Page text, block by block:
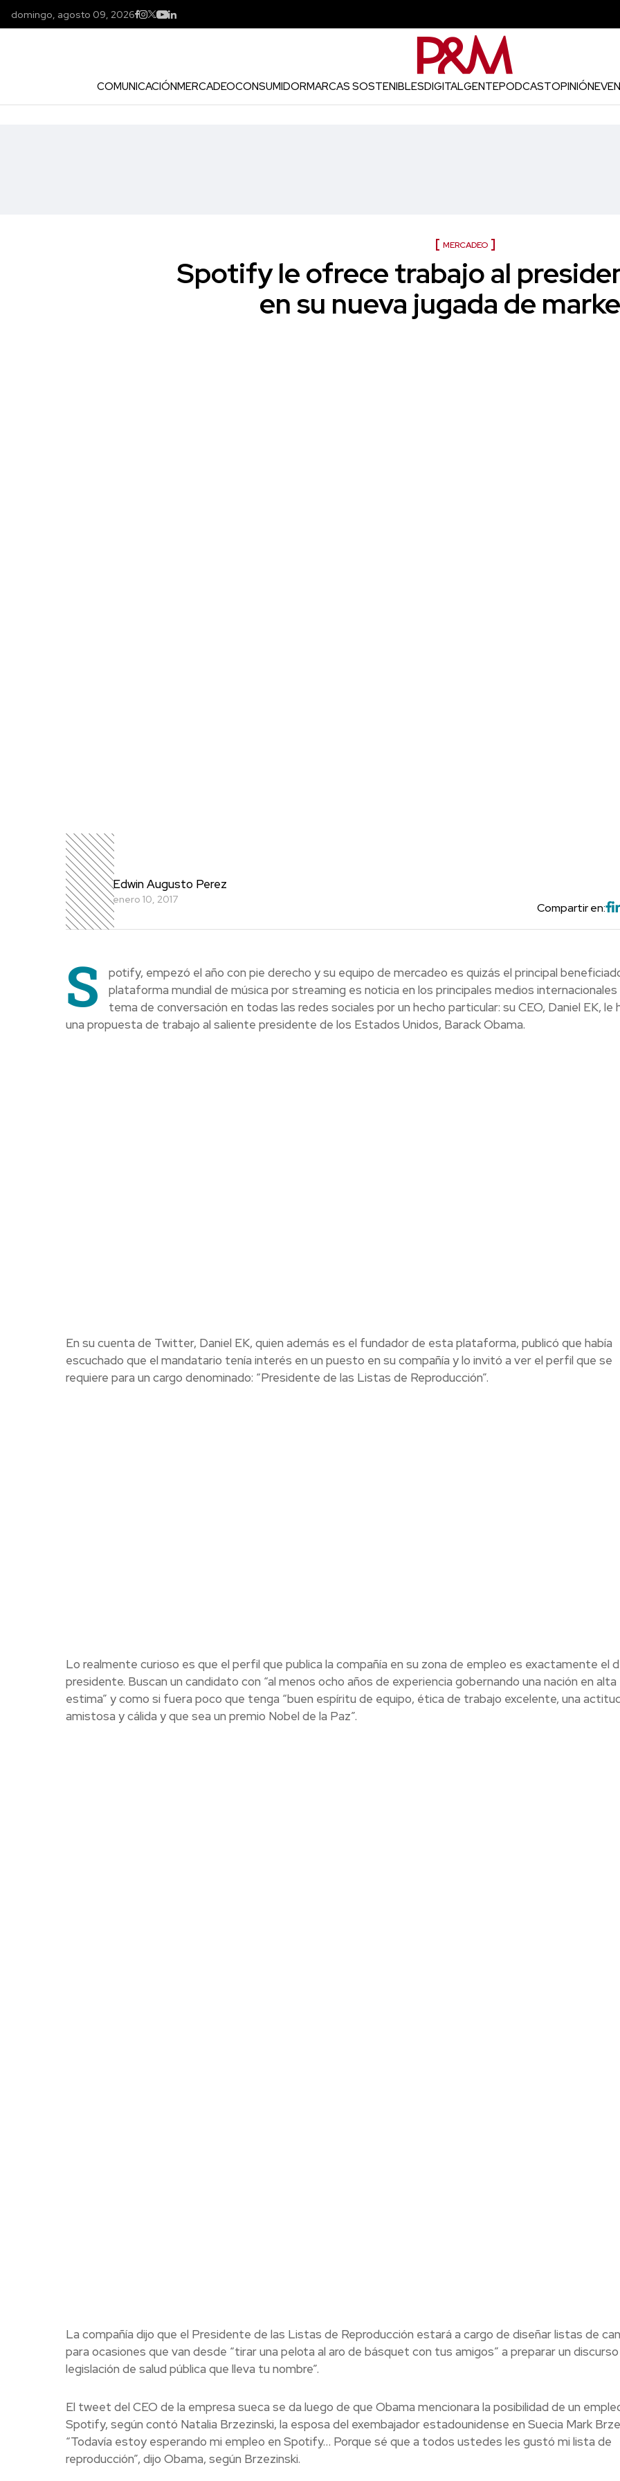
domingo, agosto 09, 2026
COMUNICACIÓNMERCADEOCONSUMIDORMARCAS SOSTENIBLESDIGITALGENTEPODCASTOPINIÓN
MERCADEO
Spotify le ofrece trabajo al
en su nueva jugada de
Edwin Augusto Perez
enero 10, 2017
Compartir en:
S
potify, empezó el año con pie derecho y su equipo de mercadeo es quizás el principal
plataforma mundial de música por streaming es noticia en los principales medios internacionales
tema de conversación en todas las redes sociales por un hecho particular: su CEO, Daniel EK, le
una propuesta de trabajo al saliente presidente de los Estados Unidos, Barack Obama.
En su cuenta de Twitter, Daniel EK, quien además es el fundador de esta plataforma, publicó que había
escuchado que el mandatario tenía interés en un puesto en su compañía y lo invitó a ver el perfil que se
requiere para un cargo denominado: “Presidente de las Listas de Reproducción”.
Lo realmente curioso es que el perfil que publica la compañía en su zona de empleo es exactamente el
presidente. Buscan un candidato con “al menos ocho años de experiencia gobernando una nación en alta
estima” y como si fuera poco que tenga “buen espíritu de equipo, ética de trabajo excelente, una
amistosa y cálida y que sea un premio Nobel de la Paz”.
La compañía dijo que el Presidente de las Listas de Reproducción estará a cargo de diseñar listas de
para ocasiones que van desde “tirar una pelota al aro de básquet con tus amigos” a preparar un discurso
legislación de salud pública que lleva tu nombre”.
El tweet del CEO de la empresa sueca se da luego de que Obama mencionara la posibilidad de un
Spotify, según contó Natalia Brzezinski, la esposa del exembajador estadounidense en Suecia Mark
“Todavía estoy esperando mi empleo en Spotify… Porque sé que a todos ustedes les gustó mi lista de
reproducción”, dijo Obama, según Brzezinski.